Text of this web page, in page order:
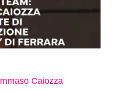
Caiozza